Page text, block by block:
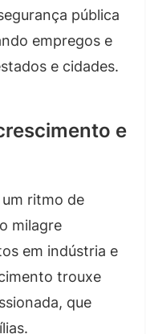
pública
empregos e
e cidades.
e
um ritmo de
milagre
em indústria e
trouxe
que